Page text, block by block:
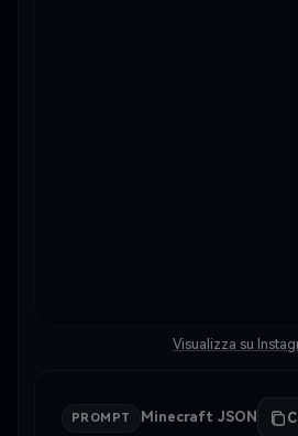
Visualizza su
PROMPT Minecraft JSON